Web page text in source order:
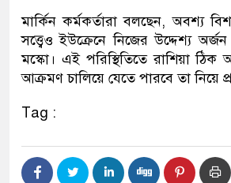
মার্কিন কর্মকর্তারা বলছেন, অবশ্য
সত্ত্বেও ইউক্রেনে নিজের উদ্দেশ্য
মস্কো। এই পরিস্থিতিতে রাশিয়া
আক্রমণ চালিয়ে যেতে পারবে তা নিয়ে
Tag :